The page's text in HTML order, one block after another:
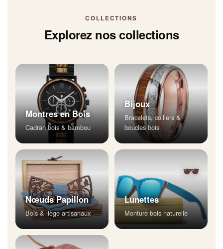
COLLECTIONS
Explorez nos collections
Montres en Bois
Cadran bois & bambou
Bijoux
Bracelets, colliers &
boucles bois
Nœuds Papillon
Bois & liège artisanaux
🕶
Lunettes
Monture bois naturelle